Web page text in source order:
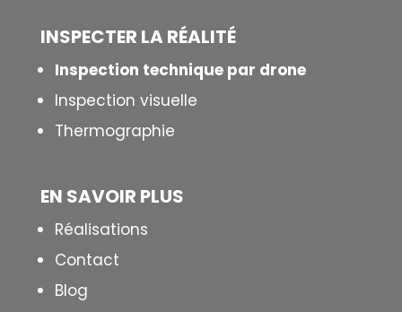
INSPECTER LA RÉALITÉ
Inspection technique par drone
Inspection visuelle
Thermographie
EN SAVOIR PLUS
Réalisations
Contact
Blog